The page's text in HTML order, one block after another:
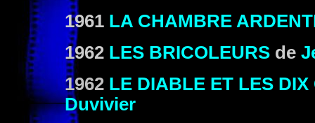
1961 LA CHAMBRE
1962 LES BRICOLEURS de
1962 LE DIABLE ET LES
Duvivier